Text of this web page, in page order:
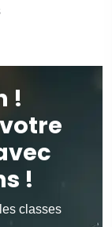
!
!
classes